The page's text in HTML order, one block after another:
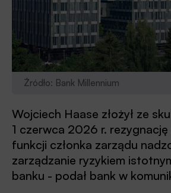
Źródło: Bank Millennium
Wojciech Haase złożył ze
1 czerwca 2026 r. rezygnację
funkcji członka zarządu
zarządzanie ryzykiem
banku - podał bank w